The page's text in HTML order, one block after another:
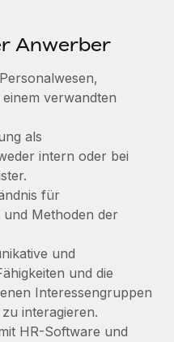
Anwerber
verwandten
als
intern oder bei
für
Methoden der
und
und die
Interessengruppen
interagieren.
HR-Software und